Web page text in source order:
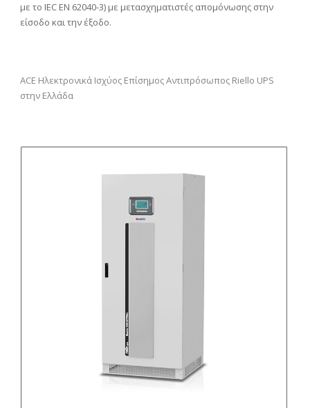
με το IEC ΕΝ 62040-3) με μετασχηματιστές απομόνωσης στην
είσοδο και την έξοδο.
ACE Ηλεκτρονικά Ισχύος Επίσημος Αντιπρόσωπος Riello UPS
στην Ελλάδα